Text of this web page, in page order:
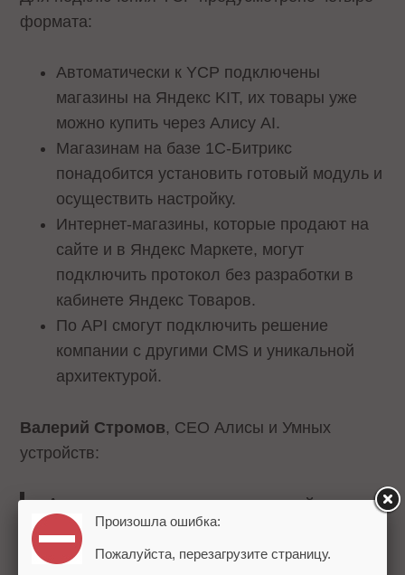
формата:
Автоматически к YCP подключены
магазины на Яндекс KIT, их товары уже
можно купить через Алису AI.
Магазинам на базе 1С-Битрикс
понадобится установить готовый модуль и
осуществить настройку.
Интернет-магазины, которые продают на
сайте и в Яндекс Маркете, могут
подключить протокол без разработки в
кабинете Яндекс Товаров.
По API смогут подключить решение
компании с другими CMS и уникальной
архитектурой.
Валерий Стромов, CEO Алисы и Умных
устройств:
Агентная коммерция – мировой тренд.
По прогнозам экспертов, к 2030 году
продажи через агентные модели могут
Произошла ошибка:
Пожалуйста, перезагрузите страницу.